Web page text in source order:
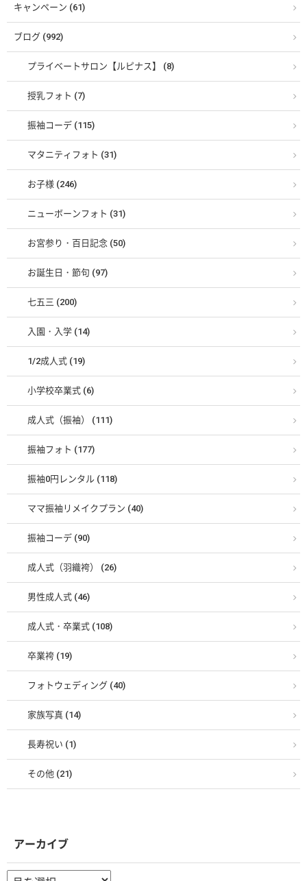
キャンペーン (61)
ブログ (992)
プライベートサロン【ルピナス】 (8)
授乳フォト (7)
振袖コーデ (115)
マタニティフォト (31)
お子様 (246)
ニューボーンフォト (31)
お宮参り・百日記念 (50)
お誕生日・節句 (97)
七五三 (200)
入園・入学 (14)
1/2成人式 (19)
小学校卒業式 (6)
成人式（振袖） (111)
振袖フォト (177)
振袖0円レンタル (118)
ママ振袖リメイクプラン (40)
振袖コーデ (90)
成人式（羽織袴） (26)
男性成人式 (46)
成人式・卒業式 (108)
卒業袴 (19)
フォトウェディング (40)
家族写真 (14)
長寿祝い (1)
その他 (21)
アーカイブ